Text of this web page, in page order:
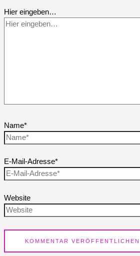
Hier eingeben…
Name*
E-Mail-Adresse*
Website